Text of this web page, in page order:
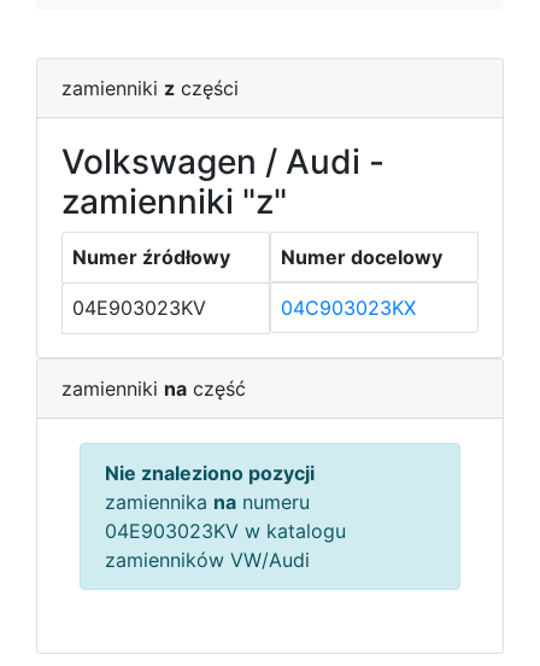
zamienniki z części
Volkswagen / Audi -
zamienniki "z"
Numer źródłowy Numer docelowy
04E903023KV 04C903023KX
zamienniki na część
Nie znaleziono pozycji
zamiennika na numeru
04E903023KV w katalogu
zamienników VW/Audi